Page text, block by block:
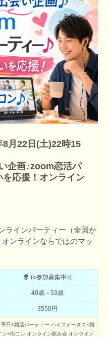
8月22日(土)22時15
企画♪zoom恋活パ
応援！オンライン
ラインパーティー（全国か
ンラインならではのマッ
🤴 (○参加募集中♪)
40歳～53歳
3550円
平日×婚活パーティー ハイステータス×婚
ン×街コン オンライン飲み会 オンライン